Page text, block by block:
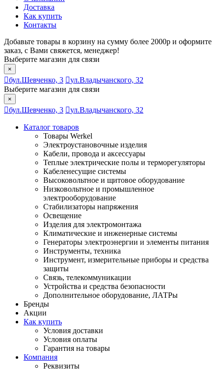
Доставка
Как купить
Контакты
Добавьте товары в корзину на сумму более 2000р и оформите
заказ, с Вами свяжется, менеджер!
Выберите магазин для связи
×
бул.Шевченко, 3
ул.Владычанского, 32
Выберите магазин для связи
×
бул.Шевченко, 3 ул.Владычанского, 32
Каталог товаров
Товары Werkel
Электроустановочные изделия
Кабели, провода и аксессуары
Теплые электрические полы и терморегуляторы
Кабеленесущие системы
Высоковольтное и щитовое оборудование
Низковольтное и промышленное
электрооборудование
Стабилизаторы напряжения
Освещение
Изделия для электромонтажа
Климатические и инженерные системы
Генераторы электроэнергии и элементы питания
Инструменты, техника
Инструмент, измерительные приборы и средства
защиты
Связь, телекоммуникации
Устройства и средства безопасности
Дополнительное оборудование, ЛАТРы
Бренды
Акции
Как купить
Условия доставки
Условия оплаты
Гарантия на товары
Компания
Реквизиты